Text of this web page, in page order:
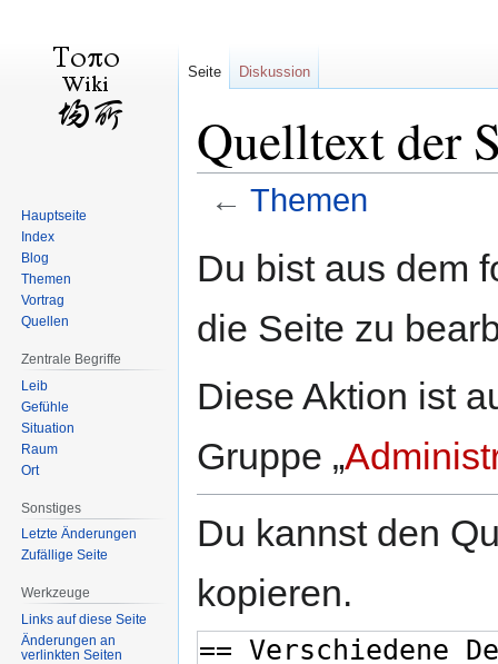
Quelltext der
← Themen
Navigation
Suche
Du bist aus dem
die Seite zu
Diese Aktion ist
Gruppe „
Du kannst den
kopieren.
Seite Diskussion
Hauptseite
Index
Blog
Themen
Vortrag
Quellen
Zentrale Begriffe
Leib
Gefühle
Situation
Raum
Ort
Sonstiges
Letzte Änderungen
Zufällige Seite
Werkzeuge
Links auf diese Seite
Änderungen an
verlinkten Seiten